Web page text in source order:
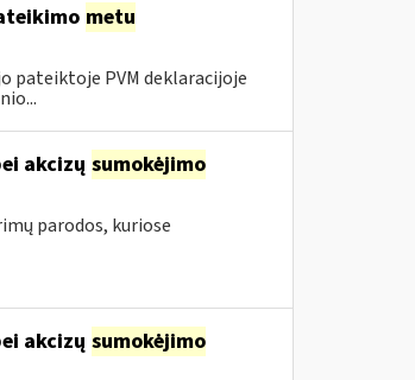
metu
pateiktoje PVM deklaracijoje
akcizų sumokėjimo
parodos, kuriose
akcizų sumokėjimo